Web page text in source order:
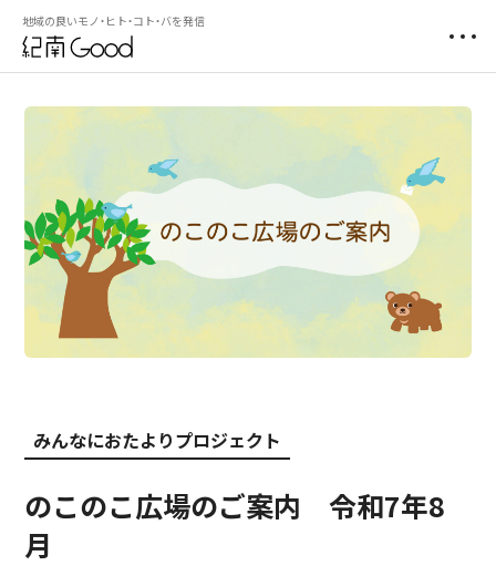
地域の良いモノ・ヒト・コト・バを発信
みんなにおたよりプロジェクト
のこのこ広場のご案内 令和7年8
月